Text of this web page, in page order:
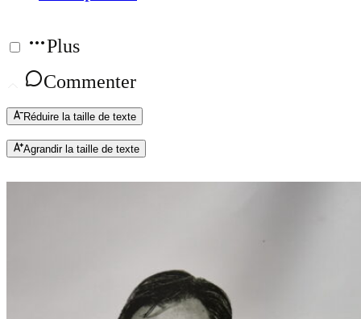
Plus
Commenter
Réduire la taille de texte
Agrandir la taille de texte